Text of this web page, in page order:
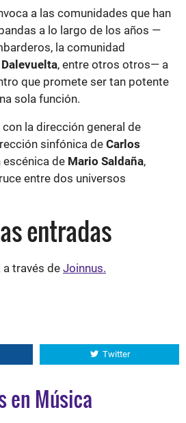
a las comunidades que han
a lo largo de los años —
la comunidad
Dalevuelta, entre otros otros— a
que promete ser tan potente
sola función.
la dirección general de
sinfónica de Carlos
de Mario Saldaña,
entre dos universos
entradas
a través de Joinnus.
Twitter
en Música